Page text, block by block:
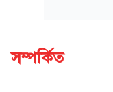
সম্পর্কিত